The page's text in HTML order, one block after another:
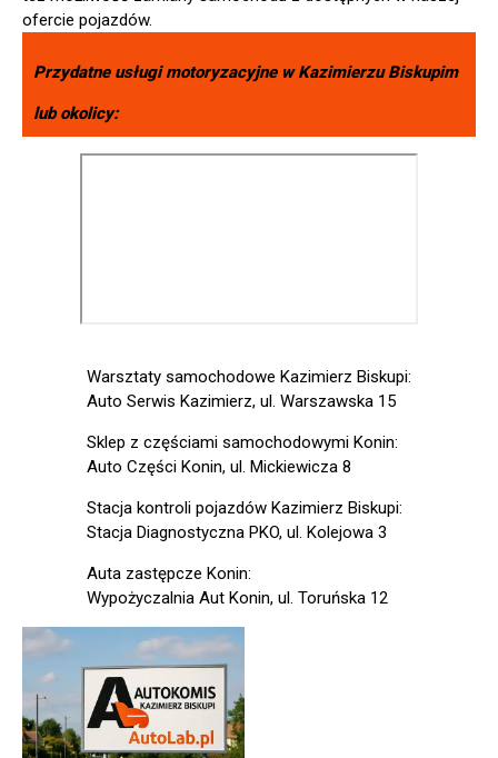
ofercie pojazdów.
Przydatne usługi motoryzacyjne wKazimierzu Biskupim
lub okolicy:
Warsztaty samochodowe Kazimierz Biskupi:
Auto Serwis Kazimierz, ul. Warszawska 15
Sklep z częściami samochodowymi Konin:
Auto Części Konin, ul. Mickiewicza 8
Stacja kontroli pojazdów Kazimierz Biskupi:
Stacja Diagnostyczna PKO, ul. Kolejowa 3
Auta zastępcze Konin:
Wypożyczalnia Aut Konin, ul. Toruńska 12